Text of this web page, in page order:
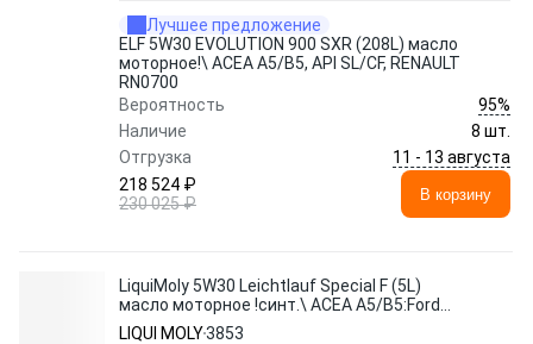
Лучшее предложение
ELF 5W30 EVOLUTION 900 SXR (208L) масло
моторное!\ ACEA A5/B5, API SL/CF, RENAULT
RN0700
Вероятность
95%
Наличие
8 шт.
Отгрузка
11 - 13 августа
218 524 ₽
230 025 ₽
В корзину
LiquiMoly 5W30 Leichtlauf Special F (5L)
масло моторное !синт.\ ACEA A5/B5:Ford
WSS-M2C 913-A/B/C
LIQUI MOLY3853